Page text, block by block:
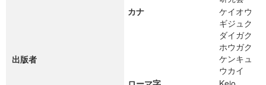
出版者
カナ
ケイオウ
ギジュク
ダイガク
ホウガク
ケンキュ
ウカイ